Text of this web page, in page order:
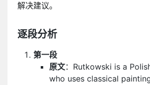
解决建议。
逐段分析
第一段
原文：Rutkowski is a
who uses classical